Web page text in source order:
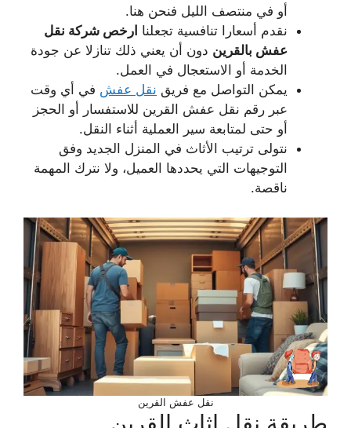
أو في منتصف الليل فنحن هنا.
نقدم أسعارا تنافسية تجعلنا ارخص شركة نقل
عفش بالقرين دون أن يعني ذلك تنازلا عن جودة
الخدمة أو الاستعجال في العمل.
يمكن التواصل مع فريق نقل عفش في أي وقت
عبر رقم نقل عفش القرين للاستفسار أو الحجز
أو حتى لمتابعة سير العملية أثناء النقل.
نتولى ترتيب الأثاث في المنزل الجديد وفق
التوجيهات التي يحددها العميل، ولا نترك المهمة
ناقصة.
نقل عفش القرين